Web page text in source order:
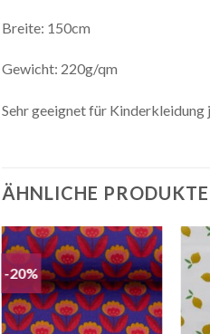
Breite: 150cm
Gewicht: 220g/qm
Sehr geeignet für Kinderkleidung
ÄHNLICHE PRODUKTE
-20%
Auf die
Wunschliste